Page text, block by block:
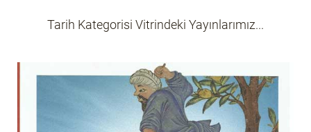
ADIYAMAN SÜRYANILERININ TARIHI VE SOĞAN
Tarih Kategorisi Vitrindeki Yayınlarımız...